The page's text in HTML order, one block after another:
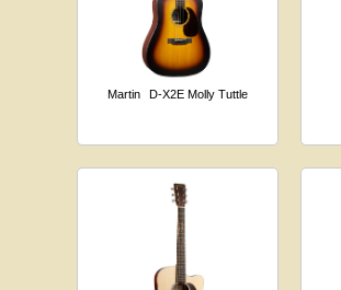
Martin D-X2E Molly Tuttle